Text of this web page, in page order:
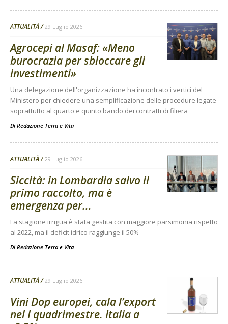
ATTUALITÀ 29 Luglio 2026
Agrocepi al Masaf: «Meno
burocrazia per sbloccare gli
investimenti»
Una delegazione dell'organizzazione ha incontrato i vertici del
Ministero per chiedere una semplificazione delle procedure legate
soprattutto al quarto e quinto bando dei contratti di filiera
Di Redazione Terra e Vita
ATTUALITÀ 29 Luglio 2026
Siccità: in Lombardia salvo il
primo raccolto, ma è
emergenza per...
La stagione irrigua è stata gestita con maggiore parsimonia rispetto
al 2022, ma il deficit idrico raggiunge il 50%
Di Redazione Terra e Vita
ATTUALITÀ 29 Luglio 2026
Vini Dop europei, cala l’export
nel I quadrimestre. Italia a